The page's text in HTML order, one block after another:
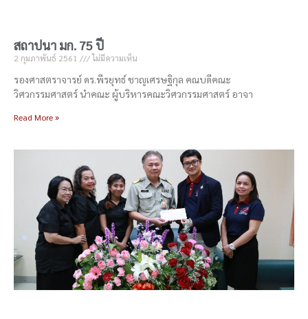
สถาปนา มก. 75 ปี
2 กุมภาพันธ์ 2561 ไม่มีความเห็น
รองศาสตราจารย์ ดร.พีรยุทธ์ ชาญเศรษฐิกุล คณบดีคณะ
วิศวกรรมศาสตร์ นำคณะ ผู้บริหารคณะวิศวกรรมศาสตร์ อาจา
Read More »